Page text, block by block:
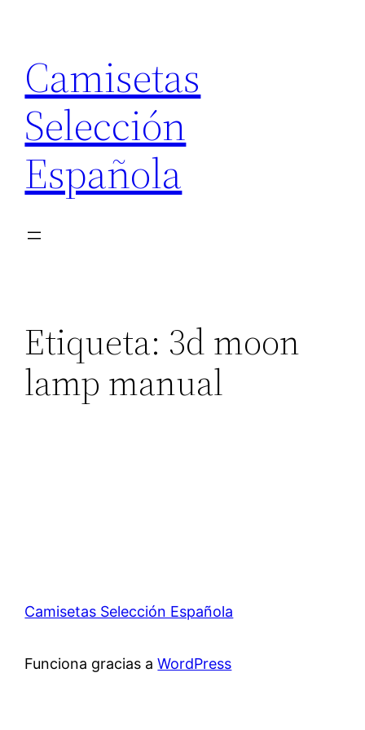
contenido
Camisetas
Selección
Española
Etiqueta: 3d moon
lamp manual
Camisetas Selección Española
Funciona gracias aWordPress